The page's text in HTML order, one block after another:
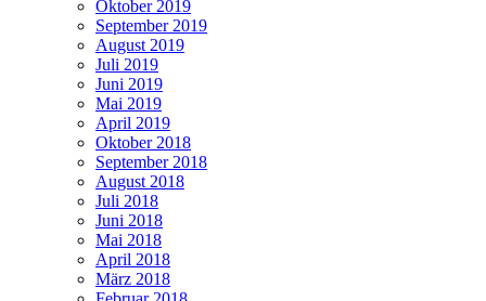
Oktober 2019
September 2019
August 2019
Juli 2019
Juni 2019
Mai 2019
April 2019
Oktober 2018
September 2018
August 2018
Juli 2018
Juni 2018
Mai 2018
April 2018
März 2018